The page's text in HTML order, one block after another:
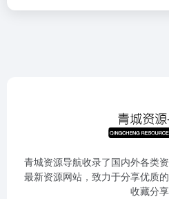
青城资源导航收录了国内外各类
最新资源网站，致力于分享优质
收藏分享